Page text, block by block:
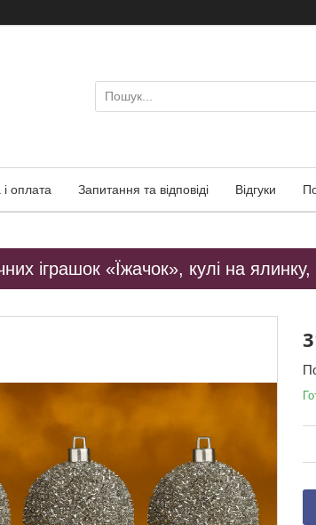
і оплата Запитання та відповіді Відгуки
іграшок «Їжачок», кулі на